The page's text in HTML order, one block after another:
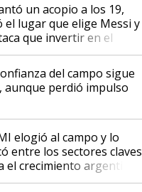
un acopio a los 19,
el lugar que elige Messi y
que invertir en el
era como "darle
a un hijo para droga":
Félix Rossetti, el libertario
una dura crisis salió
del campo sigue
aunque perdió impulso
elogió al campo y lo
entre los sectores claves
el crecimiento argentino